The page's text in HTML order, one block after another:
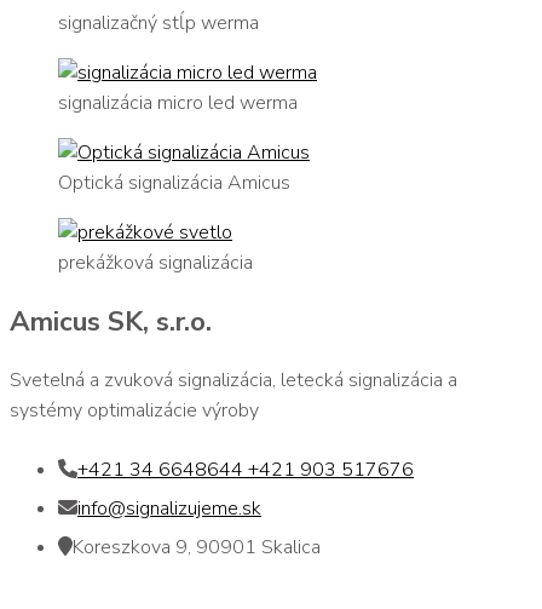
signalizačný stĺp werma
signalizácia micro led werma
Optická signalizácia Amicus
prekážková signalizácia
Amicus SK, s.r.o.
Svetelná a zvuková signalizácia, letecká signalizácia a
systémy optimalizácie výroby
+421 34 6648644 +421 903 517676
info@signalizujeme.sk
Koreszkova 9, 90901 Skalica